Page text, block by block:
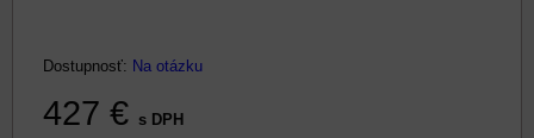
Dostupnosť: Na otázku
427 € s DPH